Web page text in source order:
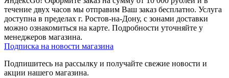
течение двух часов мы отправим Ваш заказ бесплатно. Услуга
доступна в пределах г. Ростов-на-Дону, с зонами доставки
можно ознакомиться на карте. Подробности уточняйте у
менеджеров магазина.
Подписка на новости магазина
Подпишитесь на рассылку и получайте свежие новости и
акции нашего магазина.